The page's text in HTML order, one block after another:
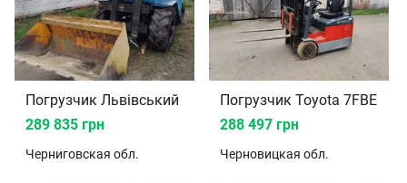
Погрузчик Львівський навантажувач 40810 1995
289 835 грн
Черниговская обл.
Погрузчик Toyota 7FBEF
288 497 грн
Черновицкая обл.